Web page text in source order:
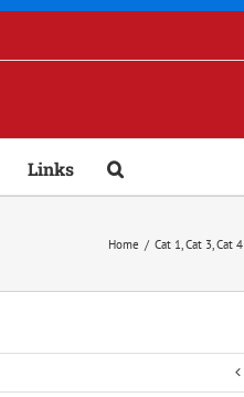
Links
Home / Cat 1 Cat 3 Cat 4